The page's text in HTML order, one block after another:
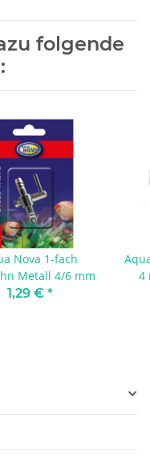
folgende
Nova 1-fach
Metall 4/6 mm
1,29 € *
4